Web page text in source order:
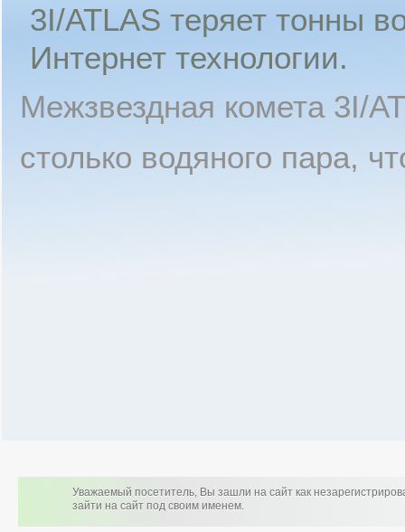
3I/ATLAS теряет тонны
Интернет технологии.
Межзвездная комета 3I/
столько водяного пара,
Уважаемый посетитель, Вы зашли на сайт как
зайти на сайт под своим именем.